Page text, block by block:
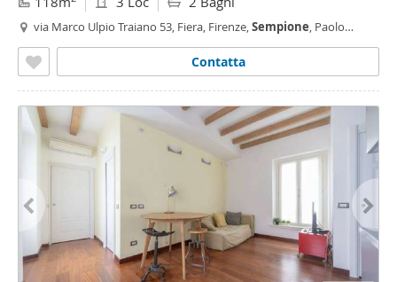
via Marco Ulpio Traiano 53, Fiera, Firenze,Sempione, Paolo
Contatta